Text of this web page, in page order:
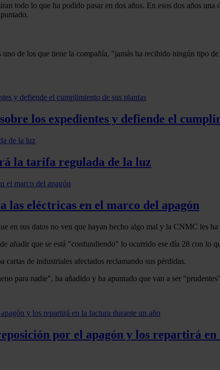
todo lo que ha podido pasar en dos años. En esos dos años una
de los que tiene la compañía, "jamás ha recibido ningún tipo
los expedientes y defiende el
la tarifa regulada de la luz
las eléctricas en el marco del apagón
en sus datos no ven que hayan hecho algo mal y la CNMC les
añadir que se está "confundiendo" lo ocurrido ese día 28 con lo
de industriales afectados reclamando sus pérdidas.
para nadie", ha añadido y ha apuntado que van a ser
por el apagón y los repartirá